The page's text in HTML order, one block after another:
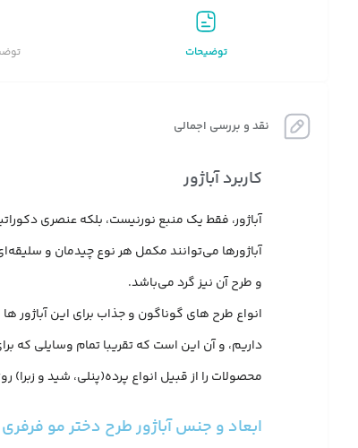
توضیحات
نقد و بررسی اجمالی
کاربرد آباژور
آباژور، فقط یک منبع نورنیست، بلکه عنصری
آباژورها می‌توانند مکمل هر نوع چیدمان و
و طرح آن نیز گرد می‌باشد.
انواع طرح های گوناگون و جذاب برای این آباژور
داریم، و آن این است که تقریبا تمام وسایلی که
محصولات را از قبیل انواع پرده(پنلی، شید و
ابعاد و جنس آباژور طرح دختر مو فرفری